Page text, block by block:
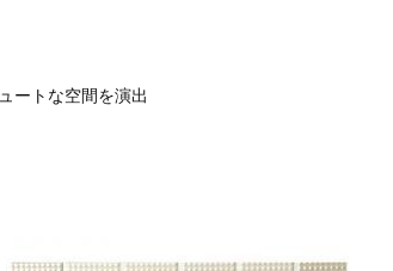
ートな空間を演出